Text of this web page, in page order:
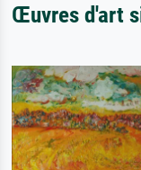
Œuvres d'art